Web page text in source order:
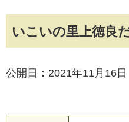
いこいの里上徳良
公開日：2021年11月16